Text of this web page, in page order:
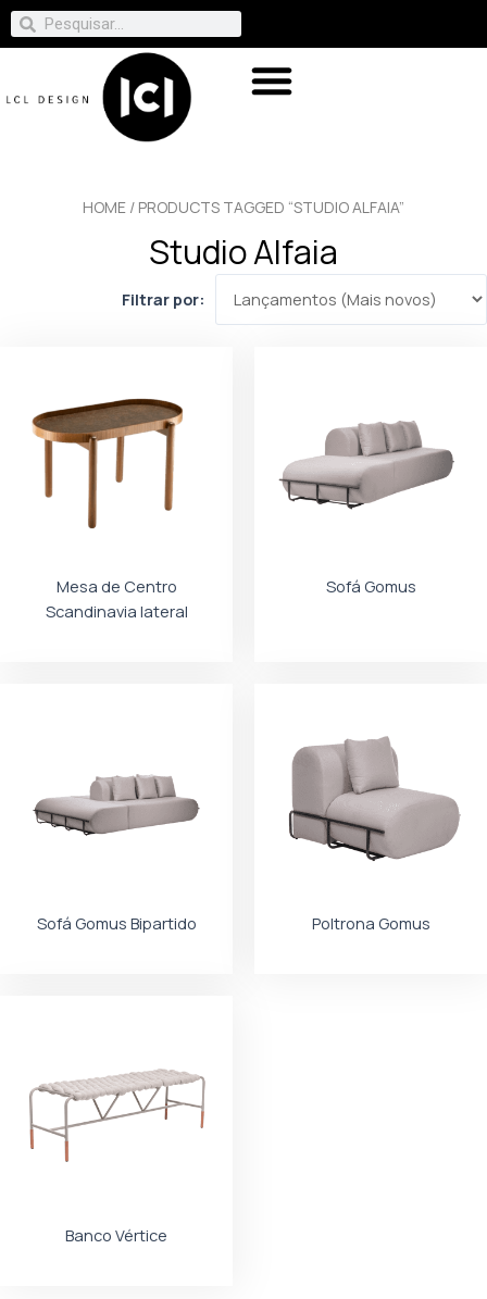
HOME / PRODUCTS TAGGED “STUDIO ALFAIA”
Studio Alfaia
Filtrar por:
Mesa de Centro
Scandinavia lateral
Sofá Gomus
Sofá Gomus Bipartido Poltrona Gomus
Banco Vértice